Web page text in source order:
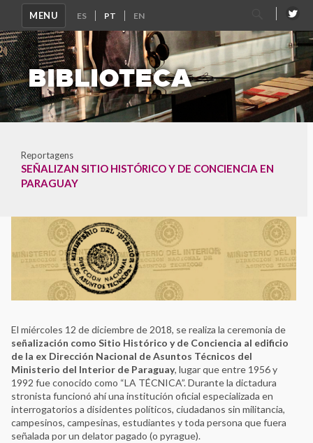
MENU
Pesquisar
por:
BIBLIOTECA
Reportagens
SEÑALIZAN SITIO HISTÓRICO Y DE CONCIENCIA EN
PARAGUAY
El miércoles 12 de diciembre de 2018, se realiza la ceremonia de
señalización como Sitio Histórico y de Conciencia al edificio
de la ex Dirección Nacional de Asuntos Técnicos del
Ministerio del Interior de Paraguay, lugar que entre 1956 y
1992 fue conocido como “LA TÉCNICA”. Durante la dictadura
stronista funcionó ahí una institución oficial especializada en
interrogatorios a disidentes políticos, ciudadanos sin militancia,
campesinos, campesinas, estudiantes y toda persona que fuera
señalada por un delator pagado (o pyrague).